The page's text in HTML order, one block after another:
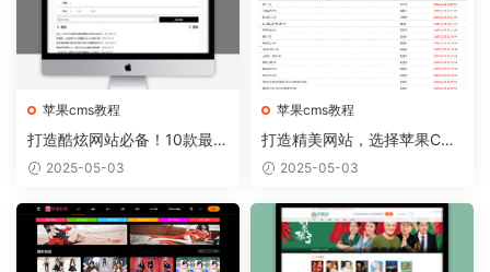
苹果cms教程
打造酷炫网站必备！10款最热
门的苹果CMS模板推荐
2025-05-03
苹果cms教程
打造精美网站，选择苹果CM
S模板从容实现
2025-05-03